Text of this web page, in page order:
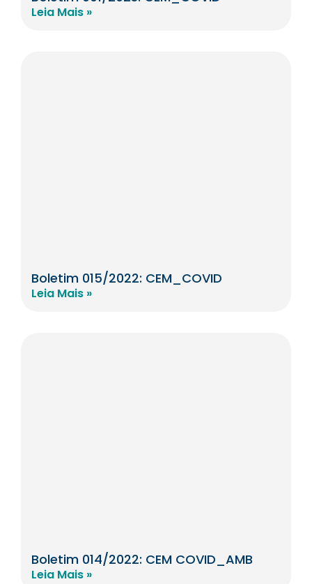
Leia Mais »
Boletim 015/2022: CEM_COVID
Leia Mais »
Boletim 014/2022: CEM COVID_AMB
Leia Mais »